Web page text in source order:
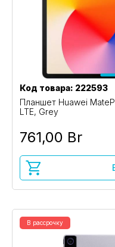
Код товара: 222593
Планшет Huawei
LTE, Grey
761,00 Br
В рассрочку